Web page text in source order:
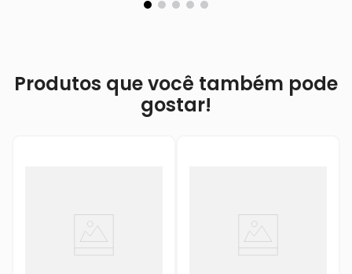
Produtos que você também pode
gostar!